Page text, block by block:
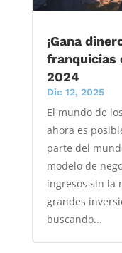
¡Gana
franquicias
2024
Dic 12, 2025
El mundo de
ahora es
parte del
modelo de
ingresos sin la
grandes
buscando...